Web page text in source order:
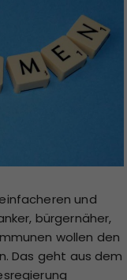
und
bürgernäher,
wollen den
Das geht aus dem